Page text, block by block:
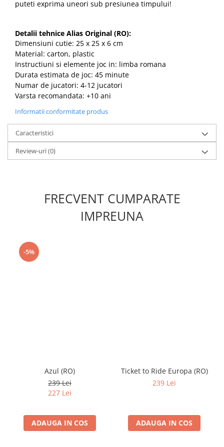
puteti exprima uneori sub presiunea timpului!
Detalii tehnice Alias Original (RO):
Dimensiuni cutie: 25 x 25 x 6 cm
Material: carton, plastic
Instructiuni si elemente joc in: limba romana
Durata estimata de joc: 45 minute
Numar de jucatori: 4-12 jucatori
Varsta recomandata: +10 ani
Informatii conformitate produs
Caracteristici
Review-uri(0)
FRECVENT CUMPARATE
IMPREUNA
-5%
Azul (RO)
239 Lei
227 Lei
ADAUGA IN COS
Ticket to Ride Europa (RO)
239 Lei
ADAUGA IN COS